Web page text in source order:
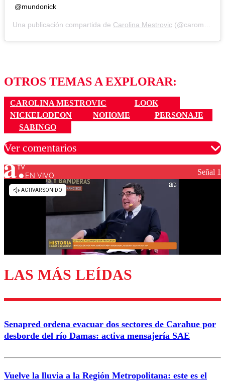
@mundonick
Una publicación compartida de Carolina Mestrovic (@caromestrovic) el
OTROS TEMAS A EXPLORAR:
CAROLINA MESTROVIC
LOOK
NICKELODEON
NOHOME
PERSONAJE
SABINGO
Ver comentarios
Los comentarios son moderados para garantizar un
diálogo respetuoso.
Enviar comentario
EN VIVO Señal 1
LAS MÁS LEÍDAS
Senapred ordena evacuar dos sectores de Carahue por
desborde del río Damas: activa mensajería SAE
Vuelve la lluvia a la Región Metropolitana: este es el